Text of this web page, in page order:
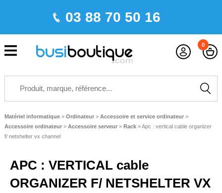
03 88 70 50 16
0
Matériel informatique > Ordinateur > Accessoire et service ordinateur >
Accessoire ordinateur > Accessoire serveur > Rack>Apc : vertical cable organizer
f/ netshelter vx channel
APC : VERTICAL cable
ORGANIZER F/ NETSHELTER VX